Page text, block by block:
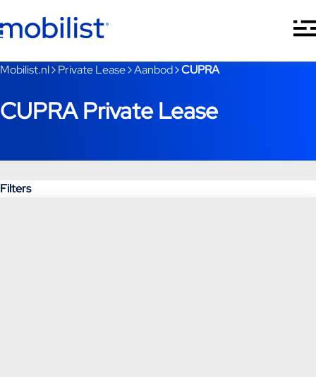
Je bent nu voorbij het hoofdmenu
Mobilist.nl Private Lease Aanbod CUPRA
CUPRA Private Lease
Filters